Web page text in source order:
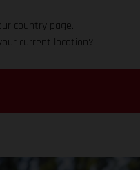
country page.
current location?